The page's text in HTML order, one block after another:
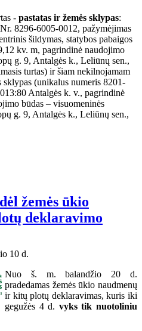
- pastatas ir žemės sklypas:
8296-6005-0012, pažymėjimas
šildymas, statybos pabaigos
kv. m, pagrindinė naudojimo
g. 9, Antalgės k., Leliūnų sen.,
turtas) ir šiam nekilnojamam
(unikalus numeris 8201-
Antalgės k. v., pagrindinė
būdas – visuomeninės
g. 9, Antalgės k., Leliūnų sen.,
žemės ūkio
deklaravimo
10 d.
Nuo š. m. balandžio 20 d.
pradedamas žemės ūkio naudmenų
ir kitų plotų deklaravimas, kuris iki
gegužės 4 d. vyks tik nuotoliniu